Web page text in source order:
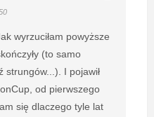
wyrzuciłam powyższe
(to samo
strungów...). I pojawił
od pierwszego
się dlaczego tyle lat